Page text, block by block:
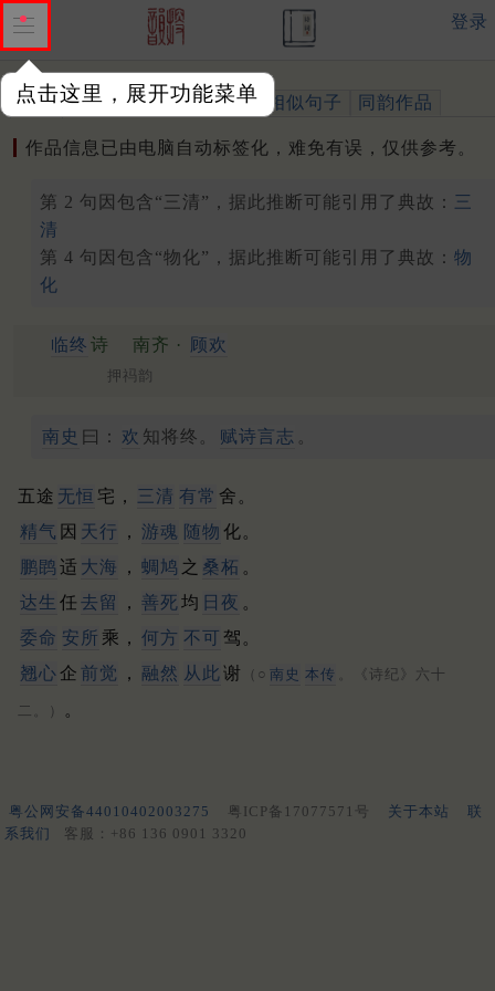
点击这里，展开功能菜单
登录
作品 标注四声 出处、引用 相似句子 同韵作品
作品信息已由电脑自动标签化，难免有误，仅供参考。
第 2 句因包含“三清”，据此推断可能引用了典故： 三
清
第 4 句因包含“物化”，据此推断可能引用了典故： 物
化
临终 诗 南齐 · 顾欢
押祃韵
南史 曰： 欢 知将终。 赋诗言志 。
五途 无恒 宅， 三清 有常 舍。
精气 因 天行 ， 游魂 随物 化。
鹏鹍 适 大海 ， 蜩鸠 之 桑柘 。
达生 任 去留 ， 善死均 日夜 。
委命 安所 乘， 何方 不可 驾。
翘心企 前觉 ， 融然 从此谢 （○ 南史 本传 。《诗纪》六十
二。） 。
粤公网安备44010402003275 粤ICP备17077571号 关于本站
联
系我们
客服：+86 136 0901 3320